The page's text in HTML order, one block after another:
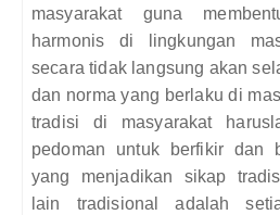
masyarakat guna
harmonis di lingkungan
secara tidak langsung akan
dan norma yang berlaku di
tradisi di masyarakat
pedoman untuk berfikir dan
yang menjadikan sikap
lain tradisional adalah